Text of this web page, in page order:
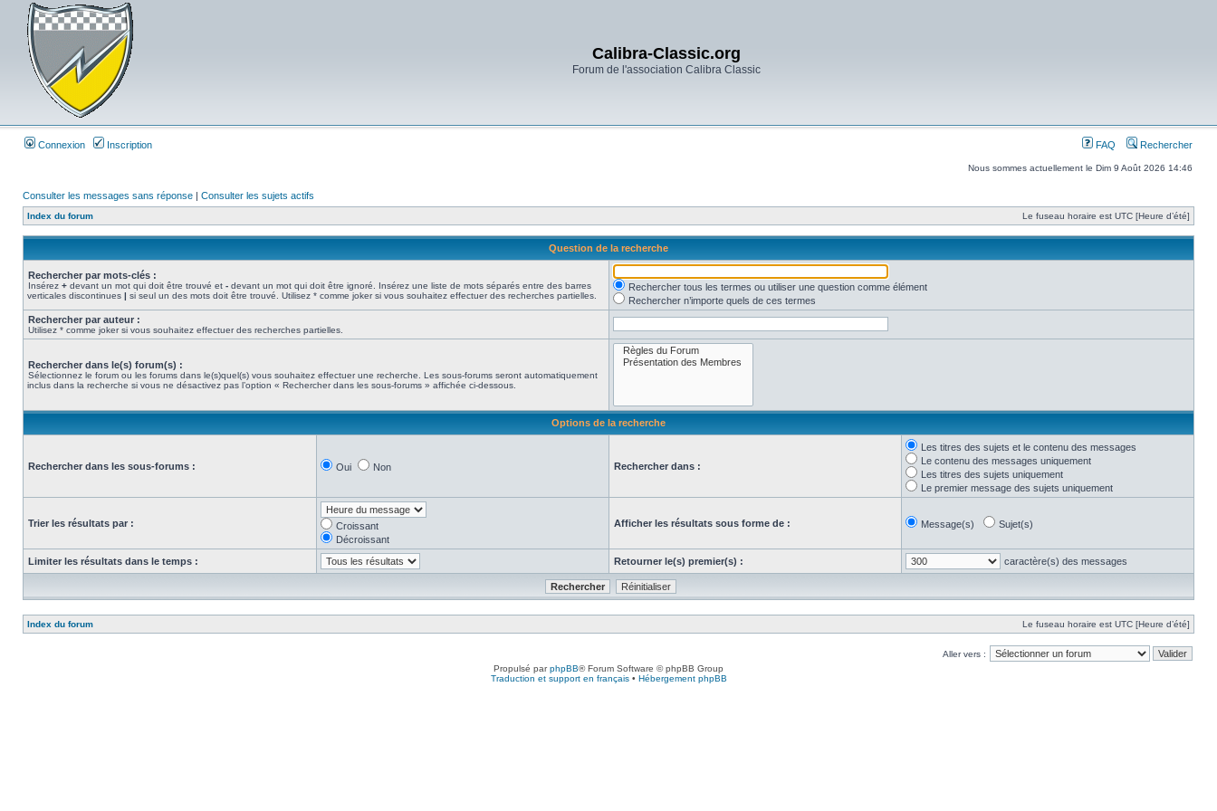
Calibra-Classic.org
Forum de l'association Calibra Classic
Connexion Inscription FAQ Rechercher
Nous sommes actuellement le Dim 9 Août 2026 14:46
Consulter les messages sans réponse | Consulter les sujets actifs
Index du forum Le fuseau horaire est UTC [Heure d’été]
Question de la recherche
Rechercher par mots-clés :
Insérez + devant un mot qui doit être trouvé et - devant un mot qui doit être ignoré. Insérez une liste de mots séparés entre des barres
verticales discontinues | si seul un des mots doit être trouvé. Utilisez * comme joker si vous souhaitez effectuer des recherches partielles.
Rechercher tous les termes ou utiliser une question comme élément
Rechercher n’importe quels de ces termes
Rechercher par auteur :
Utilisez * comme joker si vous souhaitez effectuer des recherches partielles.
Rechercher dans le(s) forum(s) :
Sélectionnez le forum ou les forums dans le(s)quel(s) vous souhaitez effectuer une recherche. Les sous-forums seront automatiquement
inclus dans la recherche si vous ne désactivez pas l’option « Rechercher dans les sous-forums » affichée ci-dessous.
Options de la recherche
Rechercher dans les sous-forums : Oui Non Rechercher dans :
Les titres des sujets et le contenu des messages
Le contenu des messages uniquement
Les titres des sujets uniquement
Le premier message des sujets uniquement
Trier les résultats par :
Croissant
Décroissant
Afficher les résultats sous forme de : Message(s) Sujet(s)
Limiter les résultats dans le temps : Retourner le(s) premier(s) : caractère(s) des messages
Index du forum Le fuseau horaire est UTC [Heure d’été]
Aller vers :
Propulsé parphpBB® Forum Software © phpBB Group
Traduction et support en français• Hébergement phpBB